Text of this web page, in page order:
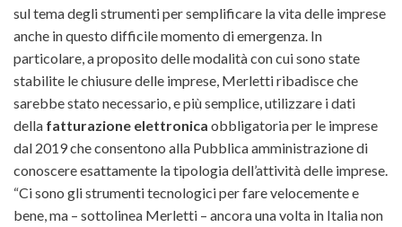
sul tema degli strumenti per semplificare la vita delle imprese
anche in questo difficile momento di emergenza. In
particolare, a proposito delle modalità con cui sono state
stabilite le chiusure delle imprese, Merletti ribadisce che
sarebbe stato necessario, e più semplice, utilizzare i dati
della fatturazione elettronica obbligatoria per le imprese
dal 2019 che consentono alla Pubblica amministrazione di
conoscere esattamente la tipologia dell’attività delle imprese.
“Ci sono gli strumenti tecnologici per fare velocemente e
bene, ma – sottolinea Merletti – ancora una volta in Italia non